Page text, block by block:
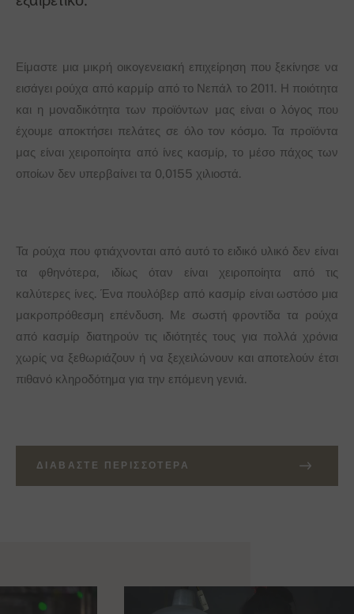
Είμαστε μια μικρή οικογενειακή επιχείρηση που ξεκίνησε να
εισάγει ρούχα από καρμίρ από το Νεπάλ το 2011. Η ποιότητα
και η μοναδικότητα των προϊόντων μας είναι ο λόγος που
έχουμε αποκτήσει πελάτες σε όλο τον κόσμο. Τα προϊόντα
μας είναι χειροποίητα από ίνες κασμίρ, το μέσο πάχος των
οποίων δεν υπερβαίνει τα 0,0155 χιλιοστά.
Τα ρούχα που φτιάχνονται από αυτό το ειδικό υλικό δεν είναι
τα φθηνότερα, ιδίως όταν είναι χειροποίητα από τις
καλύτερες ίνες. Ένα πουλόβερ από κασμίρ είναι ωστόσο μια
μακροπρόθεσμη επένδυση. Με σωστή φροντίδα τα ρούχα
από κασμίρ διατηρούν τις ιδιότητές τους για πολλά χρόνια
χωρίς να ξεθωριάζουν ή να ξεχειλώνουν και αποτελούν έτσι
πιθανό κληροδότημα για την επόμενη γενιά.
ΔΙΑΒΆΣΤΕ ΠΕΡΙΣΣΌΤΕΡΑ